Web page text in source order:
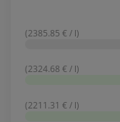
(2385.85 € / l)
(2324.68 € / l)
(2211.31 € / l)